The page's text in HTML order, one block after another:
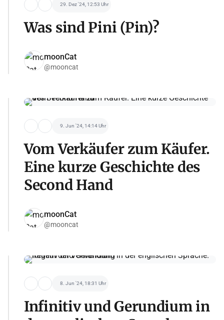
29. Dez '24, 12:53 Uhr
Was sind Pini (Pin)?
moonCat
@mooncat
9. Jun '24, 14:14 Uhr
Vom Verkäufer zum Käufer.
Eine kurze Geschichte des
Second Hand
moonCat
@mooncat
8. Jun '24, 18:31 Uhr
Infinitiv und Gerundium in